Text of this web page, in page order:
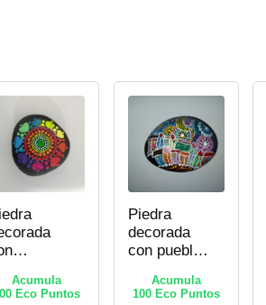
colores
Acumula
Eco Puntos
Piedra
decorada
con pueblo
–
Acumula
100Eco Puntos